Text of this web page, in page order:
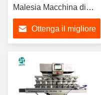
Malesia Macchina di
stampa digitale a grande
pad per etichette meno
etichette Pen Shades
Wine Glass
Ottenga il migliore